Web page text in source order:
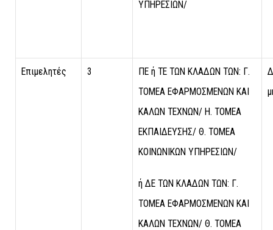
ΥΠΗΡΕΣΙΩΝ/
Επιμελητές 3
ΠΕ ή ΤΕ ΤΩΝ ΚΛΑΔΩΝ ΤΩΝ: Γ.
ΤΟΜΕΑ ΕΦΑΡΜΟΣΜΕΝΩΝ ΚΑΙ
ΚΑΛΩΝ ΤΕΧΝΩΝ/ Η. ΤΟΜΕΑ
ΕΚΠΑΙΔΕΥΣΗΣ/ Θ. ΤΟΜΕΑ
ΚΟΙΝΩΝΙΚΩΝ ΥΠΗΡΕΣΙΩΝ/
ή ΔΕ ΤΩΝ ΚΛΑΔΩΝ ΤΩΝ: Γ.
ΤΟΜΕΑ ΕΦΑΡΜΟΣΜΕΝΩΝ ΚΑΙ
ΚΑΛΩΝ ΤΕΧΝΩΝ/ Θ. ΤΟΜΕΑ